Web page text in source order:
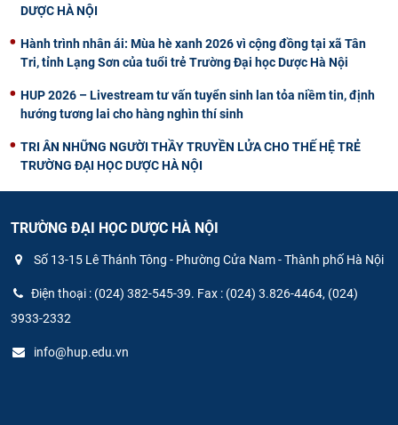
DƯỢC HÀ NỘI
Hành trình nhân ái: Mùa hè xanh 2026 vì cộng đồng tại xã Tân
Tri, tỉnh Lạng Sơn của tuổi trẻ Trường Đại học Dược Hà Nội
HUP 2026 – Livestream tư vấn tuyển sinh lan tỏa niềm tin, định
hướng tương lai cho hàng nghìn thí sinh
TRI ÂN NHỮNG NGƯỜI THẦY TRUYỀN LỬA CHO THẾ HỆ TRẺ
TRƯỜNG ĐẠI HỌC DƯỢC HÀ NỘI
TRƯỜNG ĐẠI HỌC DƯỢC HÀ NỘI
Số 13-15 Lê Thánh Tông - Phường Cửa Nam - Thành phố Hà Nội
Điện thoại : (024) 382-545-39. Fax : (024) 3.826-4464, (024)
3933-2332
info@hup.edu.vn